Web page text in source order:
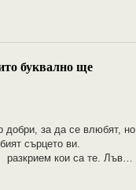
буквално ще
добри, за да се влюбят, но
сърцето ви.
разкрием кои са те. Лъв…